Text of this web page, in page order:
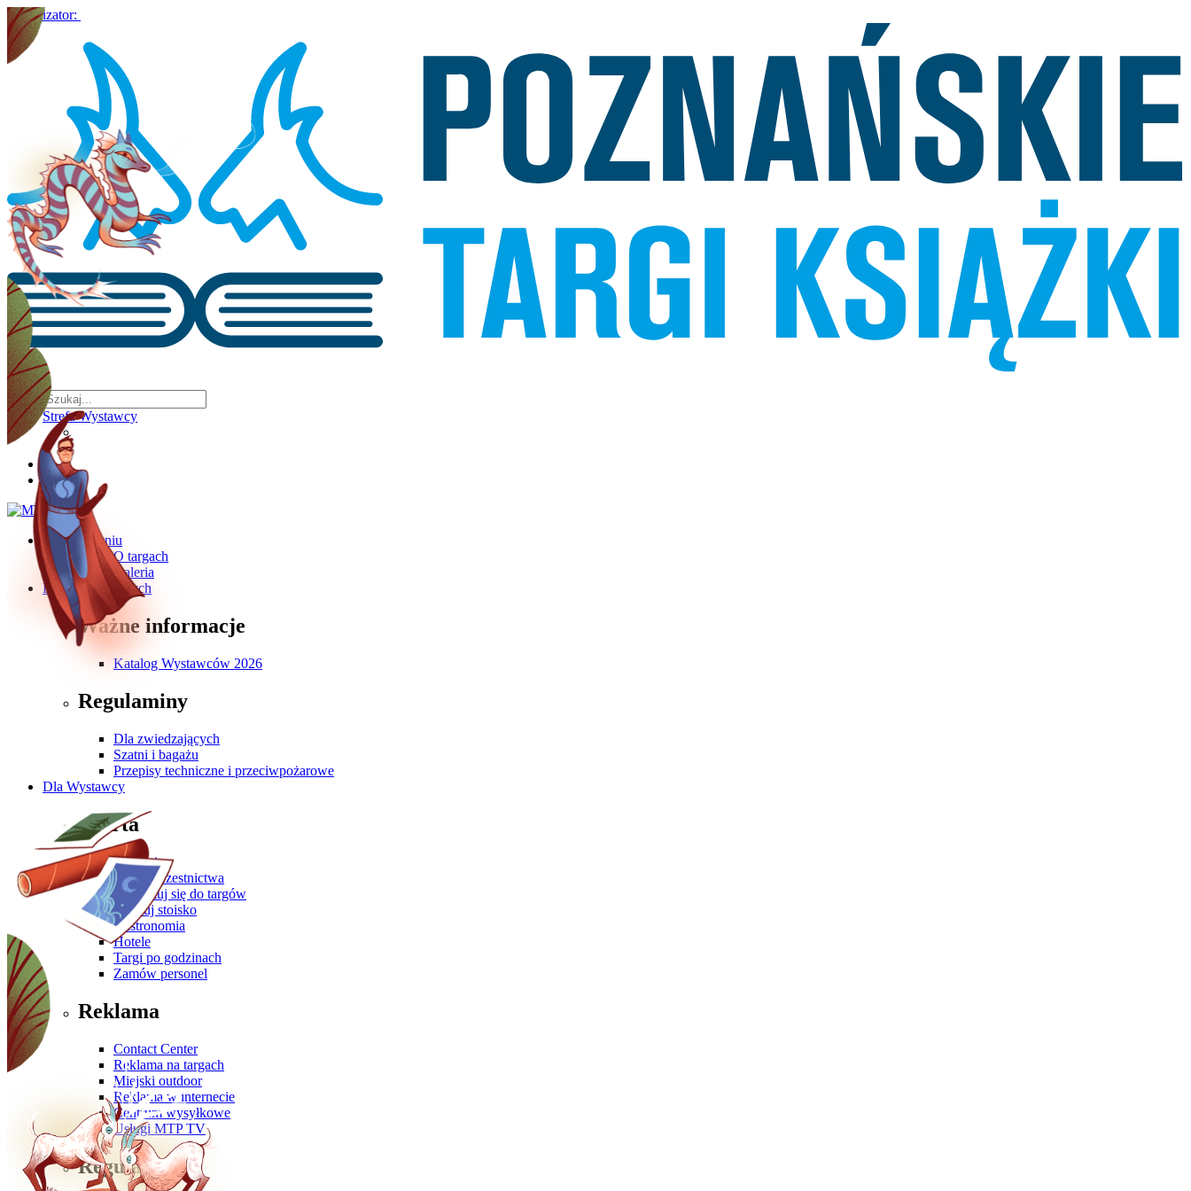
Organizator:
Strefa Wystawcy
O wydarzeniu
O targach
Galeria
Dla Zwiedzających
Ważne informacje
Katalog Wystawców 2026
Regulaminy
Dla zwiedzających
Szatni i bagażu
Przepisy techniczne i przeciwpożarowe
Dla Wystawcy
Oferta
Zgłoś się
Oferta uczestnictwa
Przygotuj się do targów
Zbuduj stoisko
Gastronomia
Hotele
Targi po godzinach
Zamów personel
Reklama
Contact Center
Reklama na targach
Miejski outdoor
Reklama w internecie
Centrum wysyłkowe
Usługi MTP TV
Regulaminy